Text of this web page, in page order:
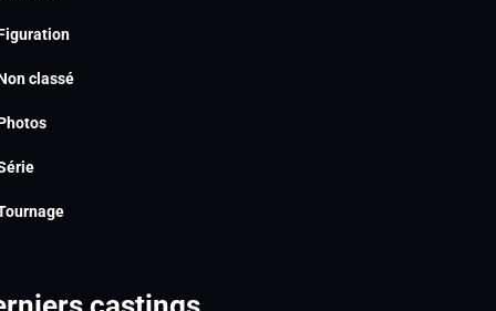
classé